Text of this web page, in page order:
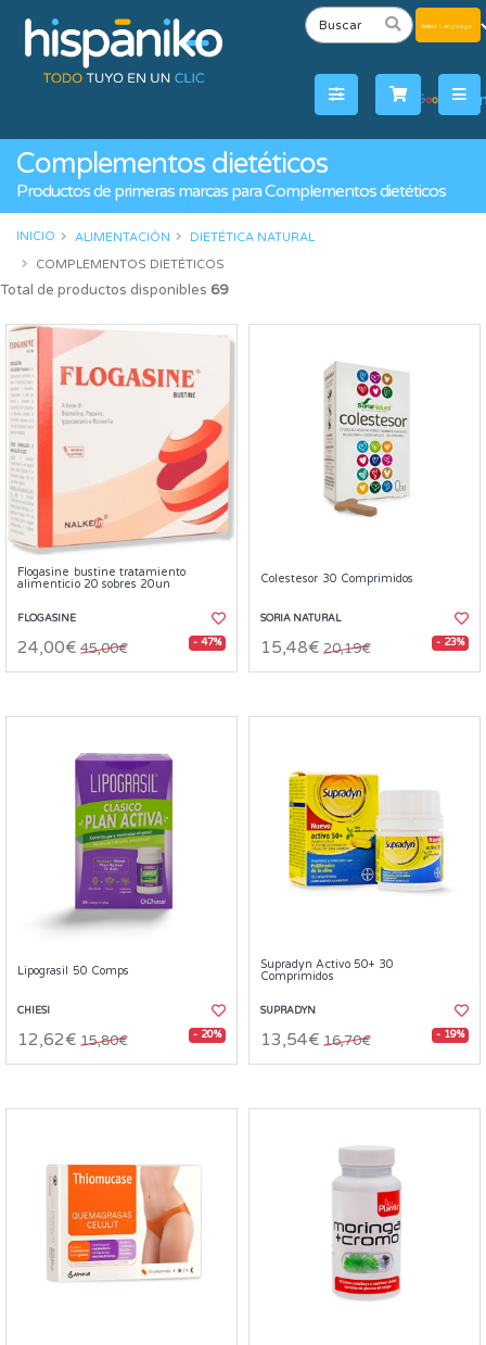
by
Complementos dietéticos
Productos de primeras marcas para Complementos dietéticos
INICIO ALIMENTACIÓN
DIETÉTICA NATURAL
COMPLEMENTOS DIETÉTICOS
Total de productos disponibles 69
Flogasine bustine tratamiento
alimenticio 20 sobres 20un
FLOGASINE
24,00€ 45,00€ - 47%
Colestesor 30 Comprimidos
SORIA NATURAL
15,48€ 20,19€ - 23%
Lipograsil 50 Comps
CHIESI
12,62€ 15,80€ - 20%
Supradyn Activo 50+ 30
Comprimidos
SUPRADYN
13,54€ 16,70€ - 19%